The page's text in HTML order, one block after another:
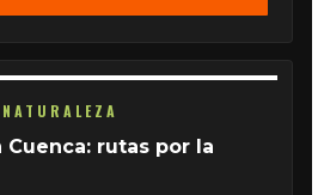
rutas por la